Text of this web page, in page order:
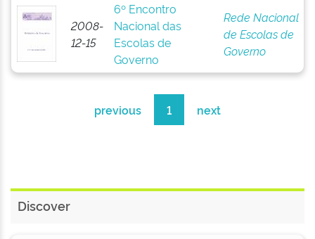
2008-
12-15
6º Encontro
Nacional das
Escolas de
Governo
Rede Nacional
de Escolas de
Governo
previous 1 next
Discover